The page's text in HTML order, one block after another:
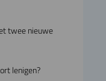
twee nieuwe
lenigen?